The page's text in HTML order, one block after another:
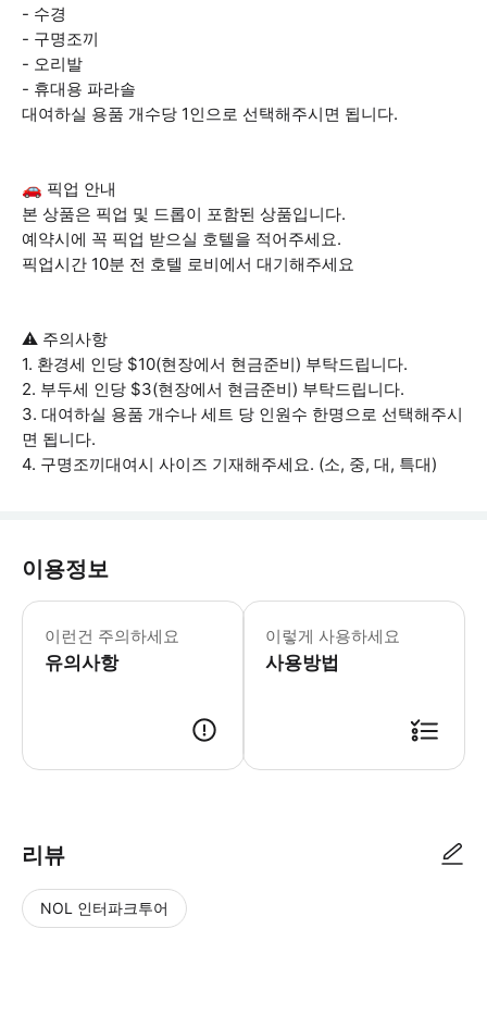
- 수경
- 구명조끼
- 오리발
- 휴대용 파라솔
대여하실 용품 개수당 1인으로 선택해주시면 됩니다.
🚗 픽업 안내
본 상품은 픽업 및 드롭이 포함된 상품입니다.
예약시에 꼭 픽업 받으실 호텔을 적어주세요.
픽업시간 10분 전 호텔 로비에서 대기해주세요
⚠️ 주의사항
1. 환경세 인당 $10(현장에서 현금준비) 부탁드립니다.
2. 부두세 인당 $3(현장에서 현금준비) 부탁드립니다.
3. 대여하실 용품 개수나 세트 당 인원수 한명으로 선택해주시
면 됩니다.
4. 구명조끼대여시 사이즈 기재해주세요. (소, 중, 대, 특대)
이용정보
이런건 주의하세요
유의사항
[이용 안내] - 행사 하루 전까지 10명
이렇게 사용하세요
사용방법
리뷰
NOL 인터파크투어